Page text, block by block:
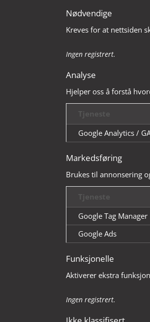
Nødvendige
Kreves for at nettsiden
Ingen registrert.
Analyse
Hjelper oss å forstå
Tjeneste
Google Analytics /
Markedsføring
Brukes til annonsering
Tjeneste
Google Tag Manager
Google Ads
Funksjonelle
Aktiverer ekstra
Ingen registrert.